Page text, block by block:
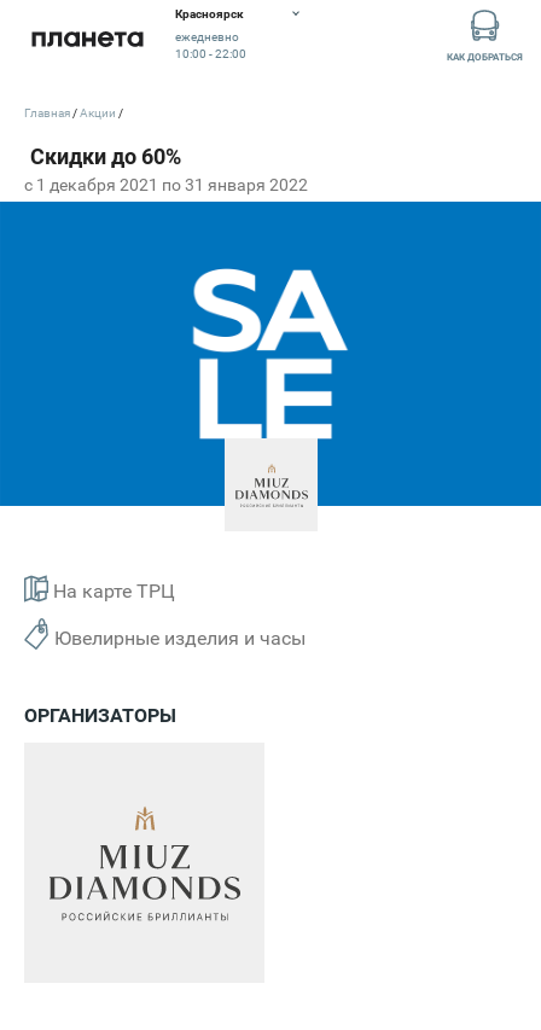
Красноярск
ежедневно
10:00 - 22:00
КАК ДОБРАТЬСЯ
c 1 декабря 2021 по 31 января 2022
На карте ТРЦ
Ювелирные изделия и часы
Главная Акции
ОРГАНИЗАТОРЫ